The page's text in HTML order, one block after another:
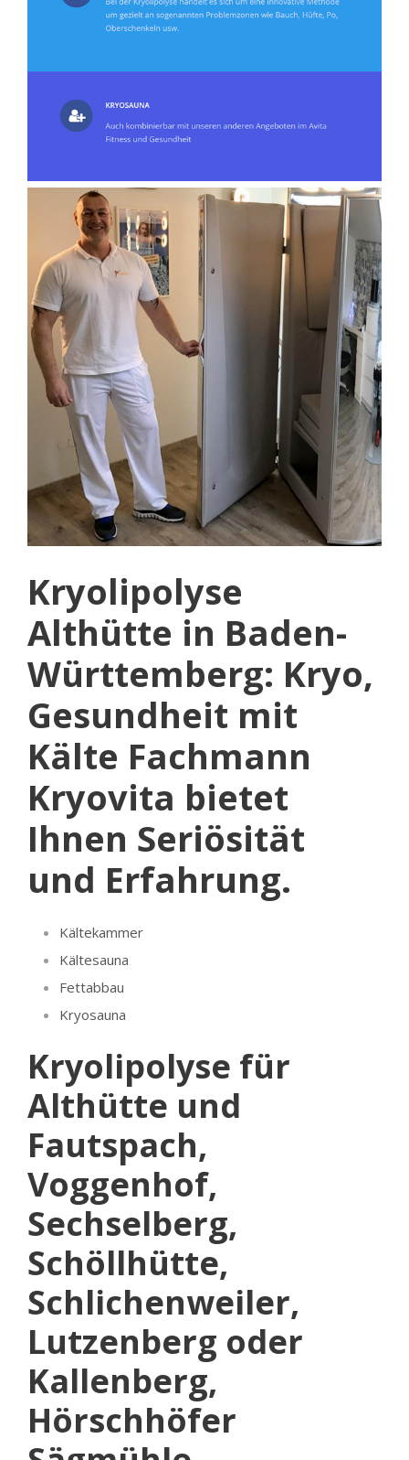
Kryolipolyse
Althütte in Baden-
Württemberg: Kryo,
Gesundheit mit
Kälte Fachmann
Kryovita bietet
Ihnen Seriösität
und Erfahrung.
Kältekammer
Kältesauna
Fettabbau
Kryosauna
Kryolipolyse für
Althütte und
Fautspach,
Voggenhof,
Sechselberg,
Schöllhütte,
Schlichenweiler,
Lutzenberg oder
Kallenberg,
Hörschhöfer